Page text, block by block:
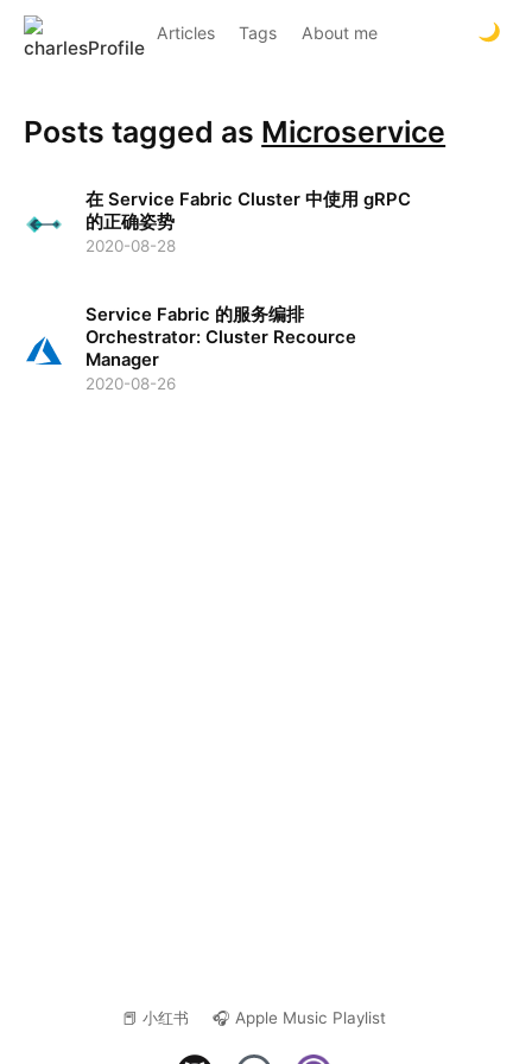
Articles Tags About me
Posts tagged as Microservice
在 Service Fabric Cluster 中使用 gRPC
的正确姿势
2020-08-28
Service Fabric 的服务编排
Orchestrator: Cluster Recource
Manager
2020-08-26
📕 小红书 🎧 Apple Music Playlist